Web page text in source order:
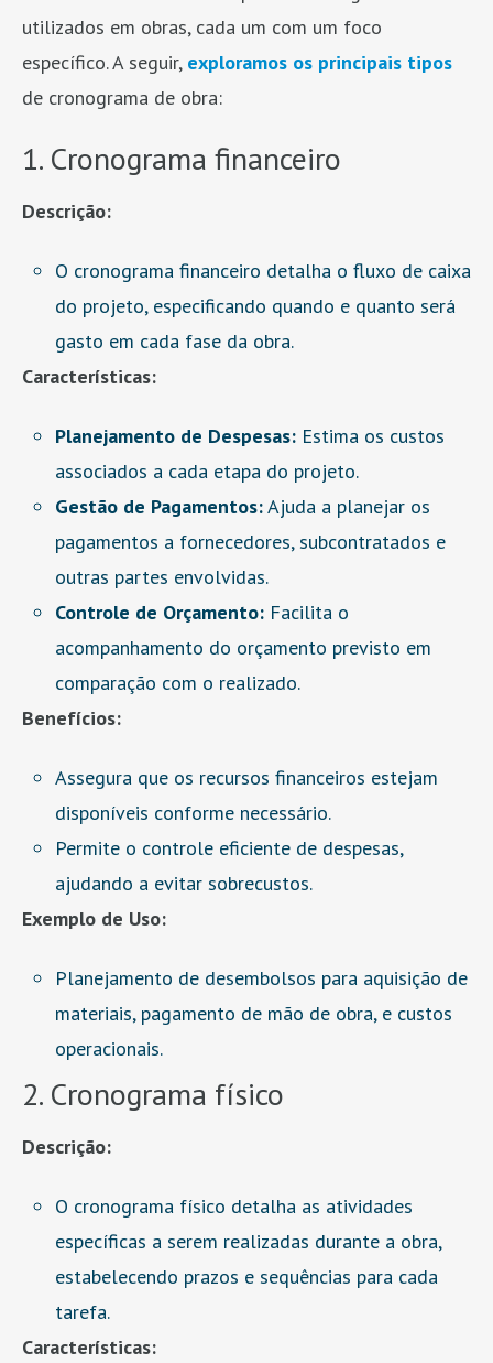
utilizados em obras, cada um com um foco
específico. A seguir, exploramos os principais tipos
de cronograma de obra:
1. Cronograma financeiro
Descrição:
O cronograma financeiro detalha o fluxo de caixa
do projeto, especificando quando e quanto será
gasto em cada fase da obra.
Características:
Planejamento de Despesas: Estima os custos
associados a cada etapa do projeto.
Gestão de Pagamentos:Ajuda a planejar os
pagamentos a fornecedores, subcontratados e
outras partes envolvidas.
Controle de Orçamento: Facilita o
acompanhamento do orçamento previsto em
comparação com o realizado.
Benefícios:
Assegura que os recursos financeiros estejam
disponíveis conforme necessário.
Permite o controle eficiente de despesas,
ajudando a evitar sobrecustos.
Exemplo de Uso:
Planejamento de desembolsos para aquisição de
materiais, pagamento de mão de obra, e custos
operacionais.
2. Cronograma físico
Descrição:
O cronograma físico detalha as atividades
específicas a serem realizadas durante a obra,
estabelecendo prazos e sequências para cada
tarefa.
Características: